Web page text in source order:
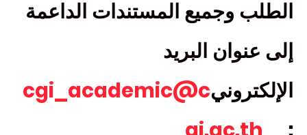
الطلب وجميع المستندات الداعمة
إلى عنوان البريد
الإلكترونيcgi_academic@c